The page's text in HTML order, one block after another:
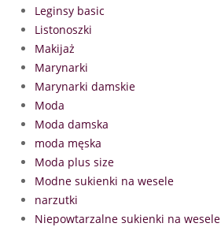
Leginsy basic
Listonoszki
Makijaż
Marynarki
Marynarki damskie
Moda
Moda damska
moda męska
Moda plus size
Modne sukienki na wesele
narzutki
Niepowtarzalne sukienki na wesele